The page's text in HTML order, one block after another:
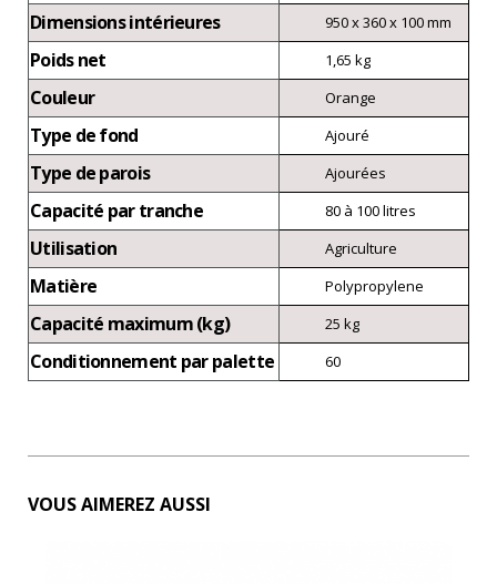
Dimensions intérieures 950 x 360 x 100 mm
Poids net 1,65 kg
Couleur Orange
Type de fond Ajouré
Type de parois Ajourées
Capacité par tranche 80 à 100 litres
Utilisation Agriculture
Matière Polypropylene
Capacité maximum (kg) 25 kg
Conditionnement par palette 60
VOUS AIMEREZ AUSSI